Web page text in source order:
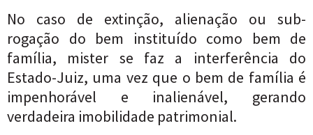
No caso de extinção, alienação ou sub-
rogação do bem instituído como bem de
família, mister se faz a interferência do
Estado-Juiz, uma vez que o bem de família é
impenhorável e inalienável, gerando
verdadeira imobilidade patrimonial.